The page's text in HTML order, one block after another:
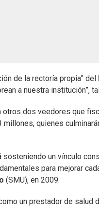
de la rectoría propia” del
a nuestra institución”,
dos veedores que
millones, quienes
sosteniendo un vínculo
para mejorar
(SMU), en 2009.
un prestador de salud